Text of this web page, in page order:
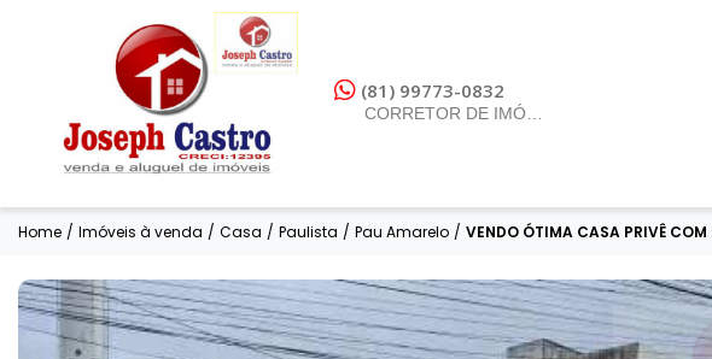
(81) 99773-0832
Home / Imóveis à venda / Casa / Paulista / Pau Amarelo / VENDO ÓTIMA CASA PRIVÊ